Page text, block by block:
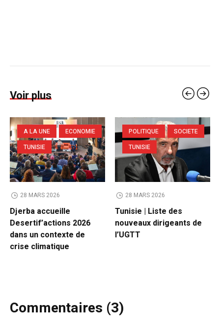
Voir plus
A LA UNE
ECONOMIE
TUNISIE
28 MARS 2026
Djerba accueille
Desertif’actions 2026
dans un contexte de
crise climatique
POLITIQUE
SOCIETE
TUNISIE
28 MARS 2026
Tunisie | Liste des
nouveaux dirigeants de
l’UGTT
Commentaires (3)